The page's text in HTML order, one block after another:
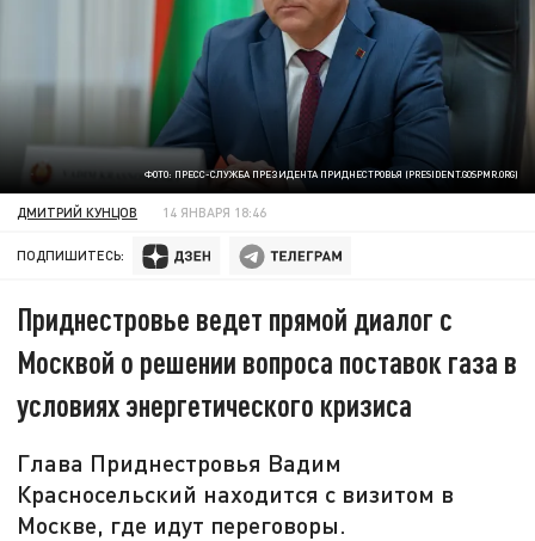
ФОТО: ПРЕСС-СЛУЖБА ПРЕЗИДЕНТА ПРИДНЕСТРОВЬЯ (PRESIDENT.GOSPMR.ORG)
ДМИТРИЙ КУНЦОВ 14 ЯНВАРЯ 18:46
ПОДПИШИТЕСЬ:
Приднестровье ведет прямой диалог с
Москвой о решении вопроса поставок газа в
условиях энергетического кризиса
Глава Приднестровья Вадим
Красносельский находится с визитом в
Москве, где идут переговоры.